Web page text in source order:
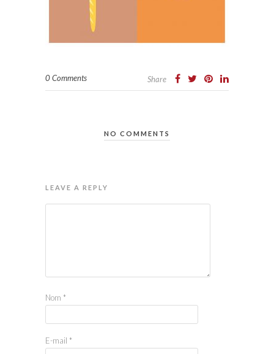
0 Comments Share
NO COMMENTS
LEAVE A REPLY
Nom *
E-mail *